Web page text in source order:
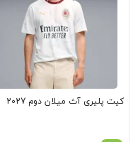
کیت پلیری آث میلان دوم 2027